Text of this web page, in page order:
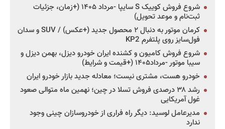
شروع فروش کوییک S سایپا -مرداد ۱۴۰۵ (+زمان، جزئیات
ثبت‌نام و موعد تحویل)
کرمان موتور به دنبال ۲ محصول جدید (+عکس) / SUV و سدان
فول‌سایز روی پلتفرم KP2
شروع فروش کامیون و کشنده ایران خودرو دیزل، بهمن دیزل و
سیبا موتور -مرداد۱۴۰۵ (+قیمت و شرایط)
خودرو هست، مشتری نیست؛ معادله جدید بازار خودرو ایران
رشد ۳۸ درصدی فروش تسلا در چین؛ نهمین ماه متوالی صعود
غول آمریکایی
مدیرعامل لوسید: دیگر راه فراری از خودروسازان چینی وجود
ندارد